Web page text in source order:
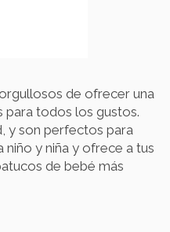
de ofrecer una
para todos los gustos.
y son perfectos para
y niña y ofrece a tus
de bebé más